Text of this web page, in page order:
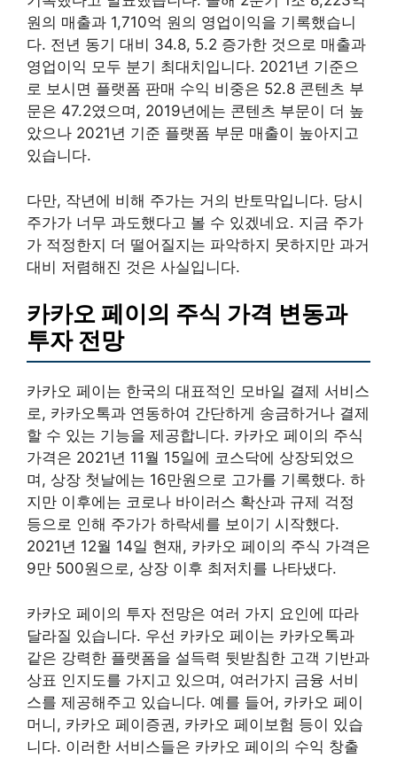
원의 매출과 1,710억 원의 영업이익을 기록했습니
다. 전년 동기 대비 34.8, 5.2 증가한 것으로 매출과
영업이익 모두 분기 최대치입니다. 2021년 기준으
로 보시면 플랫폼 판매 수익 비중은 52.8 콘텐츠 부
문은 47.2였으며, 2019년에는 콘텐츠 부문이 더 높
았으나 2021년 기준 플랫폼 부문 매출이 높아지고
있습니다.
다만, 작년에 비해 주가는 거의 반토막입니다. 당시
주가가 너무 과도했다고 볼 수 있겠네요. 지금 주가
가 적정한지 더 떨어질지는 파악하지 못하지만 과거
대비 저렴해진 것은 사실입니다.
카카오 페이의 주식 가격 변동과
투자 전망
카카오 페이는 한국의 대표적인 모바일 결제 서비스
로, 카카오톡과 연동하여 간단하게 송금하거나 결제
할 수 있는 기능을 제공합니다. 카카오 페이의 주식
가격은 2021년 11월 15일에 코스닥에 상장되었으
며, 상장 첫날에는 16만원으로 고가를 기록했다. 하
지만 이후에는 코로나 바이러스 확산과 규제 걱정
등으로 인해 주가가 하락세를 보이기 시작했다.
2021년 12월 14일 현재, 카카오 페이의 주식 가격은
9만 500원으로, 상장 이후 최저치를 나타냈다.
카카오 페이의 투자 전망은 여러 가지 요인에 따라
달라질 있습니다. 우선 카카오 페이는 카카오톡과
같은 강력한 플랫폼을 설득력 뒷받침한 고객 기반과
상표 인지도를 가지고 있으며, 여러가지 금융 서비
스를 제공해주고 있습니다. 예를 들어, 카카오 페이
머니, 카카오 페이증권, 카카오 페이보험 등이 있습
니다. 이러한 서비스들은 카카오 페이의 수익 창출